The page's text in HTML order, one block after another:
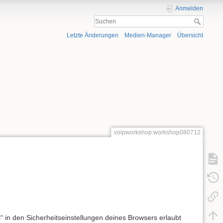
Anmelden
Letzte Änderungen Medien-Manager Übersicht
voipworkshop:workshop080712
den Sicherheitseinstellungen deines Browsers erlaubt